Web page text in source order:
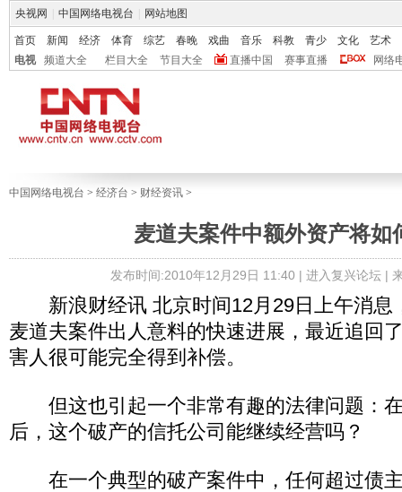
央视网 中国网络电视台 网站地图
首页 新闻 经济 体育 综艺 春晚 戏曲 音乐 科教 青少 文化
艺术
电视
频道大全 栏目大全 节目大全 直播中国 赛事直播 网络
中国网络电视台 > 经济台 > 财经资讯 >
麦道夫案件中额外资产将如
发布时间:2010年12月29日 11:40 | 进入复兴论坛|
新浪财经讯 北京时间12月29日上午消息
麦道夫案件出人意料的快速进展，最近追回
害人很可能完全得到补偿。
但这也引起一个非常有趣的法律问题：
后，这个破产的信托公司能继续经营吗？
在一个典型的破产案件中，任何超过债